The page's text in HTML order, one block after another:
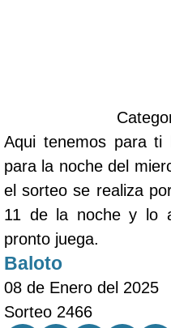
Aqui tenemos para ti
para la noche del
el sorteo se realiza
11 de la noche y lo
pronto juega.
Baloto
08 de Enero del 2025
Sorteo 2466